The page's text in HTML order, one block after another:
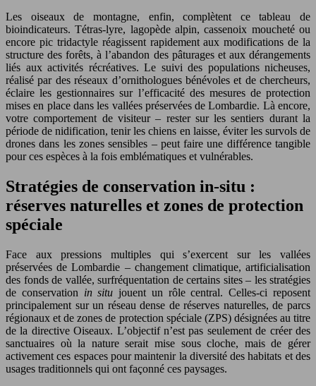
Les oiseaux de montagne, enfin, complètent ce tableau de
bioindicateurs. Tétras-lyre, lagopède alpin, cassenoix moucheté ou
encore pic tridactyle réagissent rapidement aux modifications de la
structure des forêts, à l’abandon des pâturages et aux dérangements
liés aux activités récréatives. Le suivi des populations nicheuses,
réalisé par des réseaux d’ornithologues bénévoles et de chercheurs,
éclaire les gestionnaires sur l’efficacité des mesures de protection
mises en place dans les vallées préservées de Lombardie. Là encore,
votre comportement de visiteur – rester sur les sentiers durant la
période de nidification, tenir les chiens en laisse, éviter les survols de
drones dans les zones sensibles – peut faire une différence tangible
pour ces espèces à la fois emblématiques et vulnérables.
Stratégies de conservation in-situ :
réserves naturelles et zones de protection
spéciale
Face aux pressions multiples qui s’exercent sur les vallées
préservées de Lombardie – changement climatique, artificialisation
des fonds de vallée, surfréquentation de certains sites – les stratégies
de conservation in situ jouent un rôle central. Celles-ci reposent
principalement sur un réseau dense de réserves naturelles, de parcs
régionaux et de zones de protection spéciale (ZPS) désignées au titre
de la directive Oiseaux. L’objectif n’est pas seulement de créer des
sanctuaires où la nature serait mise sous cloche, mais de gérer
activement ces espaces pour maintenir la diversité des habitats et des
usages traditionnels qui ont façonné ces paysages.